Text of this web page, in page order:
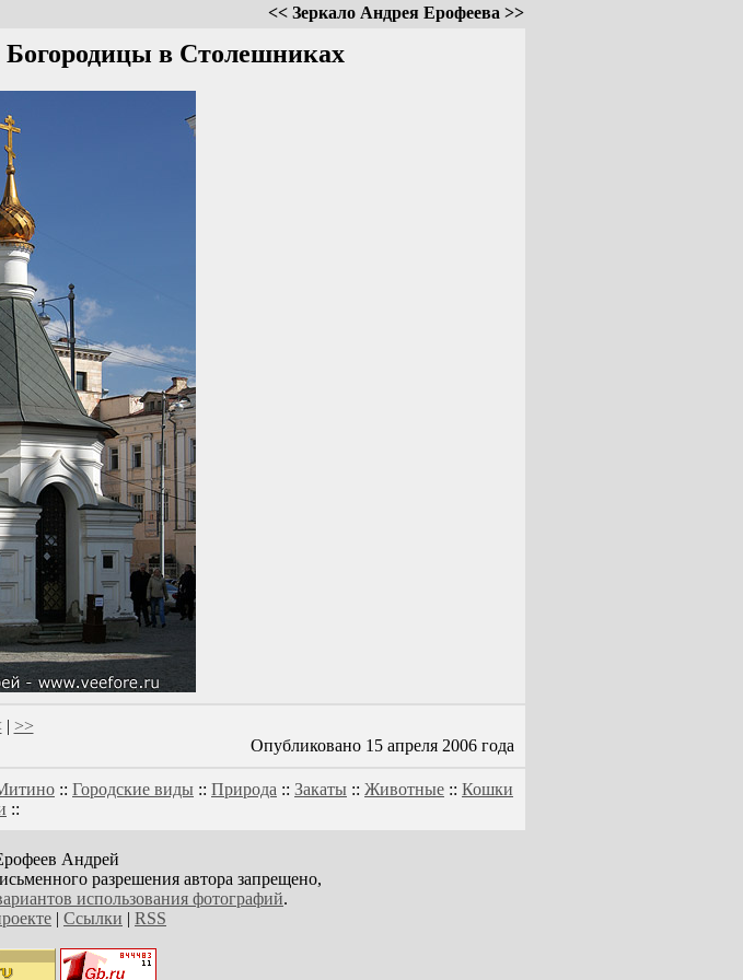
<< Зеркало Андрея Ерофеева >>
в Столешниках
| >>
Опубликовано 15 апреля 2006 года
:: Городские виды :: Природа :: Закаты :: Животные :: Кошки
::
Андрей
разрешения автора запрещено,
использования фотографий.
| Ссылки | RSS